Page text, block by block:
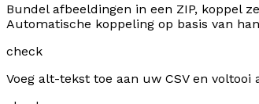
Bundel afbeeldingen in een ZIP, koppel
Automatische koppeling op basis van
check
Voeg alt-tekst toe aan uw CSV en